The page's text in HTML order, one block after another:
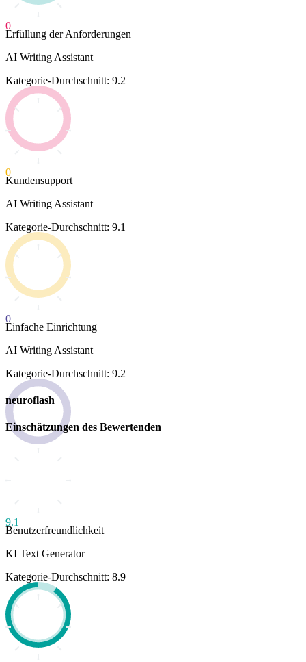
0
Erfüllung der Anforderungen
AI Writing Assistant
Kategorie-Durchschnitt: 9.2
0
Kundensupport
AI Writing Assistant
Kategorie-Durchschnitt: 9.1
0
Einfache Einrichtung
AI Writing Assistant
Kategorie-Durchschnitt: 9.2
neuroflash
Einschätzungen des Bewertenden
9.1
Benutzerfreundlichkeit
KI Text Generator
Kategorie-Durchschnitt: 8.9